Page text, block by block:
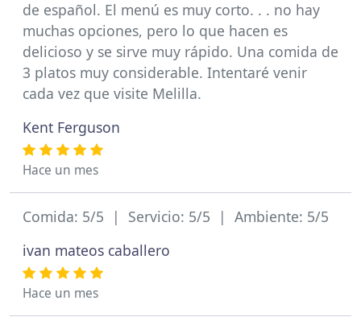
de español. El menú es muy corto. . . no hay
muchas opciones, pero lo que hacen es
delicioso y se sirve muy rápido. Una comida de
3 platos muy considerable. Intentaré venir
cada vez que visite Melilla.
Kent Ferguson
Hace un mes
Comida: 5/5 | Servicio: 5/5 | Ambiente: 5/5
ivan mateos caballero
Hace un mes